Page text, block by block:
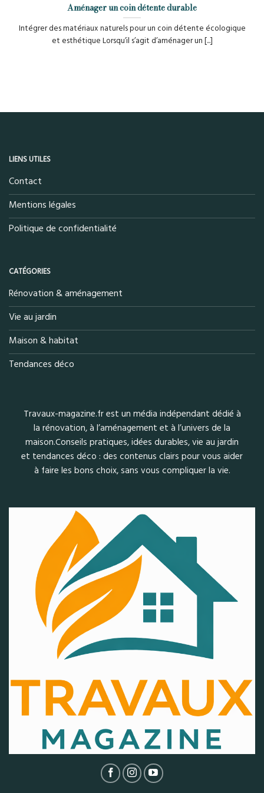
Aménager un coin détente durable
Intégrer des matériaux naturels pour un coin détente écologique
et esthétique Lorsqu’il s’agit d’aménager un [...]
LIENS UTILES
Contact
Mentions légales
Politique de confidentialité
CATÉGORIES
Rénovation & aménagement
Vie au jardin
Maison & habitat
Tendances déco
Travaux-magazine.fr est un média indépendant dédié à
la rénovation, à l’aménagement et à l’univers de la
maison.Conseils pratiques, idées durables, vie au jardin
et tendances déco : des contenus clairs pour vous aider
à faire les bons choix, sans vous compliquer la vie.